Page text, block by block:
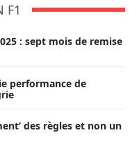
F1
: sept mois de remise
performance de
des règles et non un